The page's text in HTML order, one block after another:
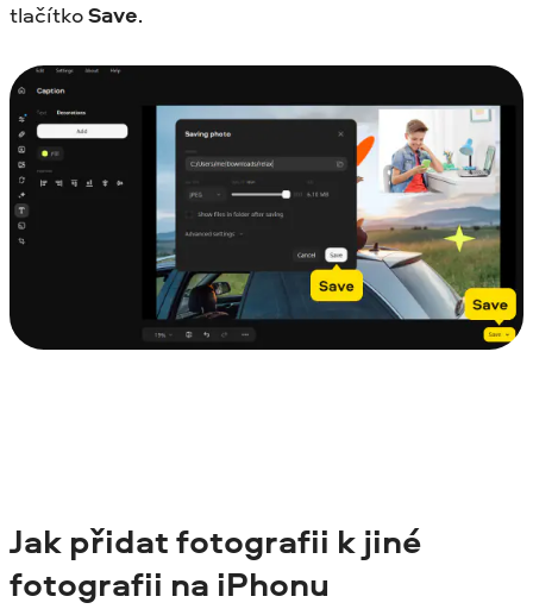
tlačítkoSave.
Jak přidat fotografii k jiné
fotografii na iPhonu